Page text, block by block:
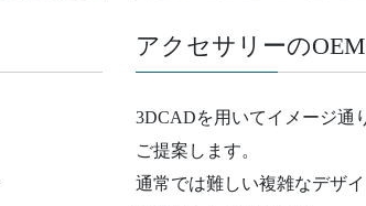
アクセサリーのOEM
3DCADを用いてイメージ通
ご提案します。
通常では難しい複雑なデザ